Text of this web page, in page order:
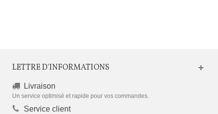
LETTRE D'INFORMATIONS
Livraison
Un service optimisé et rapide pour vos commandes.
Service client